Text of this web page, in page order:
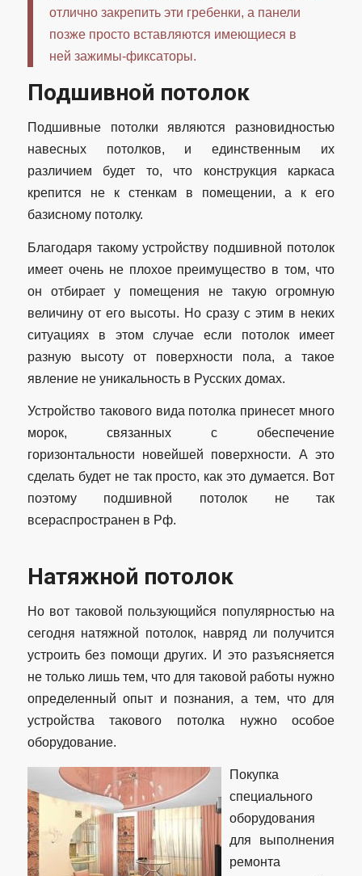
отлично закрепить эти гребенки, а панели
позже просто вставляются имеющиеся в
ней зажимы-фиксаторы.
Подшивной потолок
Подшивные потолки являются разновидностью
навесных потолков, и единственным их
различием будет то, что конструкция каркаса
крепится не к стенкам в помещении, а к его
базисному потолку.
Благодаря такому устройству подшивной потолок
имеет очень не плохое преимущество в том, что
он отбирает у помещения не такую огромную
величину от его высоты. Но сразу с этим в неких
ситуациях в этом случае если потолок имеет
разную высоту от поверхности пола, а такое
явление не уникальность в Русских домах.
Устройство такового вида потолка принесет много
морок, связанных с обеспечение
горизонтальности новейшей поверхности. А это
сделать будет не так просто, как это думается. Вот
поэтому подшивной потолок не так
всераспространен в Рф.
Натяжной потолок
Но вот таковой пользующийся популярностью на
сегодня натяжной потолок, навряд ли получится
устроить без помощи других. И это разъясняется
не только лишь тем, что для таковой работы нужно
определенный опыт и познания, а тем, что для
устройства такового потолка нужно особое
оборудование.
Покупка
специального
оборудования
для выполнения
ремонта